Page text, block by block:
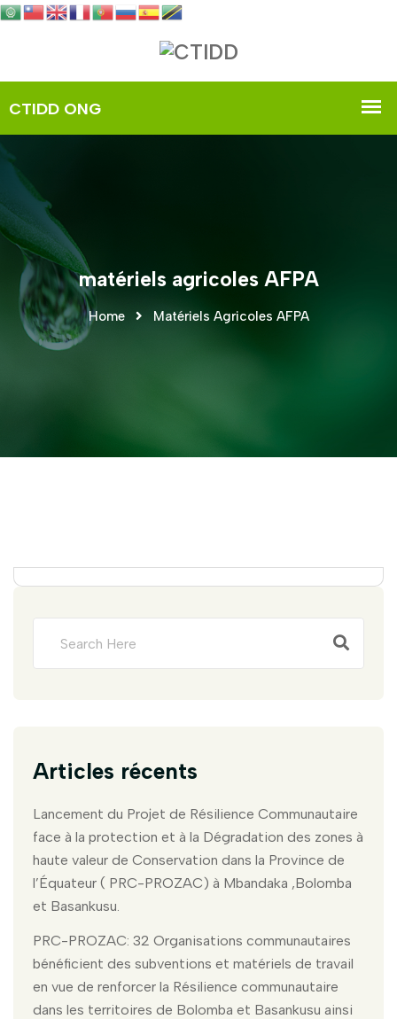
matériels agricoles AFPA
Home Matériels Agricoles AFPA
Articles récents
Lancement du Projet de Résilience Communautaire
face à la protection et à la Dégradation des zones à
haute valeur de Conservation dans la Province de
l’Équateur ( PRC-PROZAC) à Mbandaka ,Bolomba
et Basankusu.
PRC-PROZAC: 32 Organisations communautaires
bénéficient des subventions et matériels de travail
en vue de renforcer la Résilience communautaire
dans les territoires de Bolomba et Basankusu ainsi